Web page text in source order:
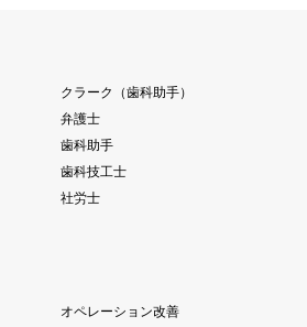
クラーク（歯科助手）
弁護士
歯科助手
歯科技工士
社労士
オペレーション改善